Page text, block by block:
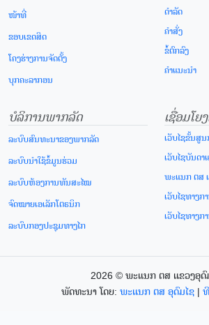
ໜ້າທີ່
ຂອບເຂດສິດ
ໂຄງຮ່າງການຈັດຕັ້ງ
ບຸກຄະລາກອນ
ດຳລັດ
ຄຳສັ່ງ
ຂໍ້ຕົກລົງ
ຄຳແນະນຳ
ບໍລິການພາກລັດ
ລະບົບສົນທະນາຂອງພາກລັດ
ລະບົບນຳໃຊ້ຂໍ້ມູນຮ່ວມ
ລະບົບຫ້ອງການທັນສະໄໝ
ຈົດໝາຍເອເລັກໂຕຣນິກ
ລະບົບກອງປະຊຸມທາງໄກ
ເຊື່ອມໂຍ
ເວັບໄຊຂັ້ນສູນ
ເວັບໄຊບັນດາ
ພະແນກ ຕສ
ເວັບໄຊທາງກ
ເວັບໄຊທາງກ
2026 © ພະແນກ ຕສ ແຂວງອຸດົ
ພັດທະນາ ໂດຍ: ພະແນກ ຕສ ອຸດົມໄຊ|